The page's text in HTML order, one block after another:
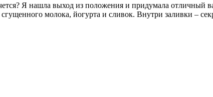
Я нашла выход из положения и придумала
молока, йогурта и сливок. Внутри заливки –